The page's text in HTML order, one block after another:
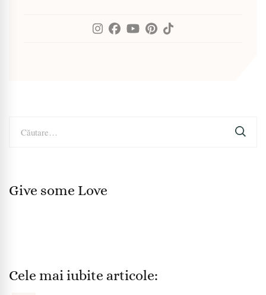
după:
Give some Love
Cele mai iubite articole: